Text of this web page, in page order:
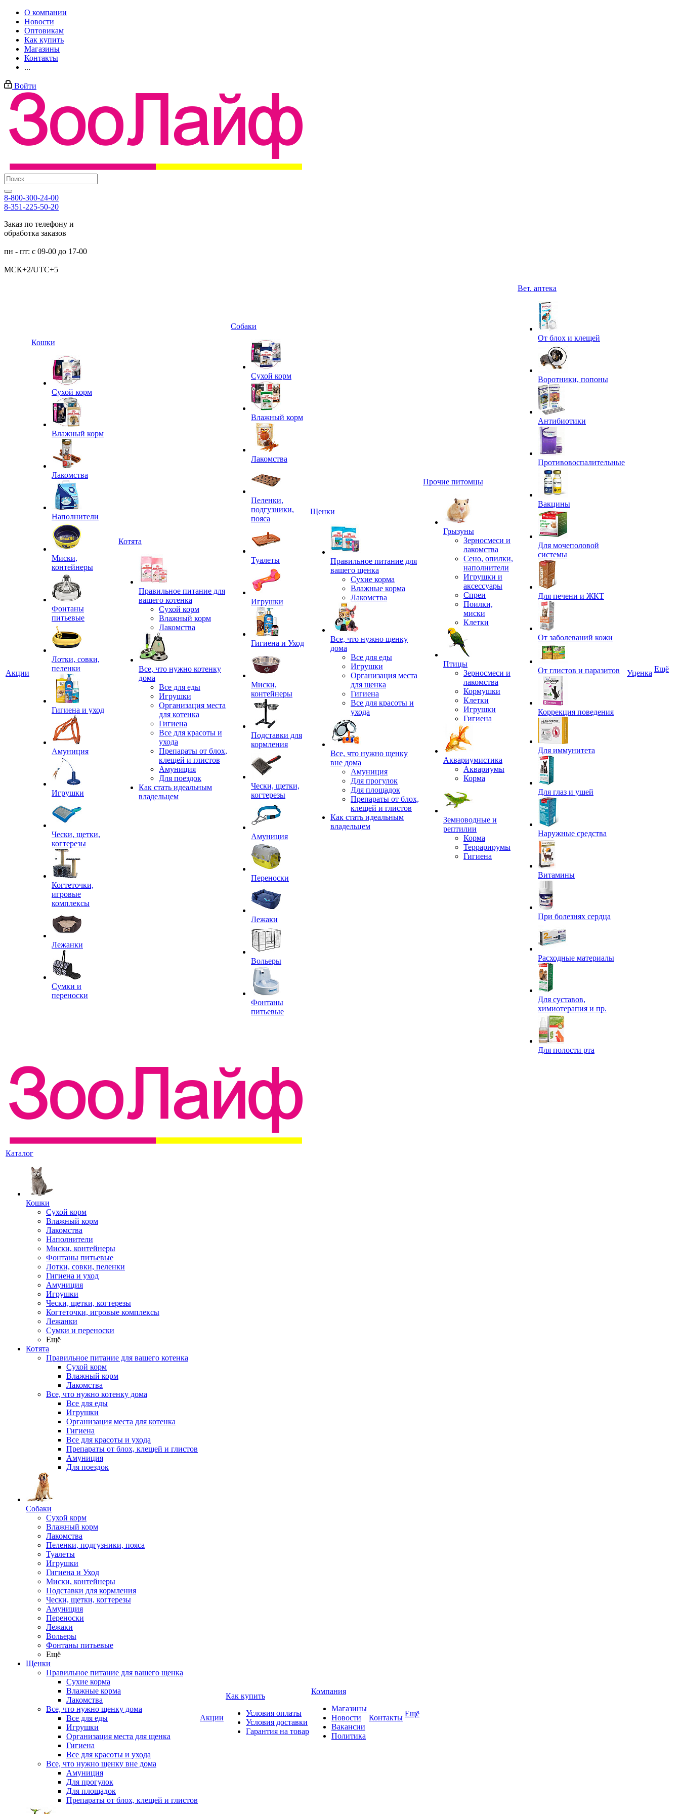
О компании
Новости
Оптовикам
Как купить
Магазины
Контакты
...
Войти
8-800-300-24-00
8-351-225-50-20
Заказ по телефону и
обработка заказов
пн - пт: с 09-00 до 17-00
МСК+2/UTC+5
Акции
Кошки
Сухой корм
Влажный корм
Лакомства
Наполнители
Миски,
контейнеры
Фонтаны
питьевые
Лотки, совки,
пеленки
Гигиена и уход
Амуниция
Игрушки
Чески, щетки,
когтерезы
Когтеточки,
игровые
комплексы
Лежанки
Сумки и
переноски
Котята
Правильное питание для
вашего котенка
Сухой корм
Влажный корм
Лакомства
Все, что нужно котенку
дома
Все для еды
Игрушки
Организация места
для котенка
Гигиена
Все для красоты и
ухода
Препараты от блох,
клещей и глистов
Амуниция
Для поездок
Как стать идеальным
владельцем
Собаки
Сухой корм
Влажный корм
Лакомства
Пеленки,
подгузники,
пояса
Туалеты
Игрушки
Гигиена и Уход
Миски,
контейнеры
Подставки для
кормления
Чески, щетки,
когтерезы
Амуниция
Переноски
Лежаки
Вольеры
Фонтаны
питьевые
Щенки
Правильное питание для
вашего щенка
Сухие корма
Влажные корма
Лакомства
Все, что нужно щенку
дома
Все для еды
Игрушки
Организация места
для щенка
Гигиена
Все для красоты и
ухода
Все, что нужно щенку
вне дома
Амуниция
Для прогулок
Для площадок
Препараты от блох,
клещей и глистов
Как стать идеальным
владельцем
Прочие питомцы
Грызуны
Зерносмеси и
лакомства
Сено, опилки,
наполнители
Игрушки и
аксессуары
Спреи
Поилки,
миски
Клетки
Птицы
Зерносмеси и
лакомства
Кормушки
Клетки
Игрушки
Гигиена
Аквариумистика
Аквариумы
Корма
Земноводные и
рептилии
Корма
Террарирумы
Гигиена
Вет. аптека
От блох и клещей
Воротники, попоны
Антибиотики
Противовоспалительные
Вакцины
Для мочеполовой
системы
Для печени и ЖКТ
От заболеваний кожи
От глистов и паразитов
Коррекция поведения
Для иммунитета
Для глаз и ушей
Наружные средства
Витамины
При болезнях сердца
Расходные материалы
Для суставов,
химиотерапия и пр.
Для полости рта
Уценка Ещё
Каталог
Кошки
Сухой корм
Влажный корм
Лакомства
Наполнители
Миски, контейнеры
Фонтаны питьевые
Лотки, совки, пеленки
Гигиена и уход
Амуниция
Игрушки
Чески, щетки, когтерезы
Когтеточки, игровые комплексы
Лежанки
Сумки и переноски
Ещё
Котята
Правильное питание для вашего котенка
Сухой корм
Влажный корм
Лакомства
Все, что нужно котенку дома
Все для еды
Игрушки
Организация места для котенка
Гигиена
Все для красоты и ухода
Препараты от блох, клещей и глистов
Амуниция
Для поездок
Собаки
Сухой корм
Влажный корм
Лакомства
Пеленки, подгузники, пояса
Туалеты
Игрушки
Гигиена и Уход
Миски, контейнеры
Подставки для кормления
Чески, щетки, когтерезы
Амуниция
Переноски
Лежаки
Вольеры
Фонтаны питьевые
Ещё
Щенки
Правильное питание для вашего щенка
Сухие корма
Влажные корма
Лакомства
Все, что нужно щенку дома
Все для еды
Игрушки
Организация места для щенка
Гигиена
Все для красоты и ухода
Все, что нужно щенку вне дома
Амуниция
Для прогулок
Для площадок
Препараты от блох, клещей и глистов
Акции
Как купить
Условия оплаты
Условия доставки
Гарантия на товар
Компания
Магазины
Новости
Вакансии
Политика
Контакты Ещё